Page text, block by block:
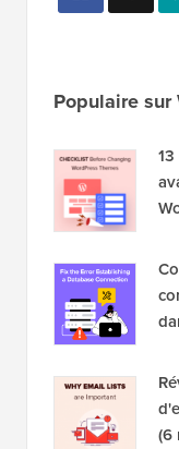
Populaire
(6